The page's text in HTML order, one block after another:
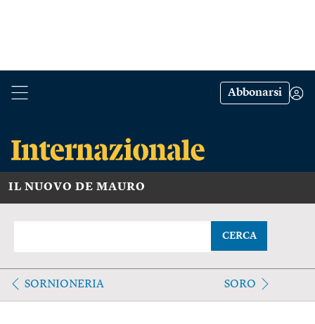
Abbonarsi
IL NUOVO DE MAURO
CERCA
SORNIONERIA SORO